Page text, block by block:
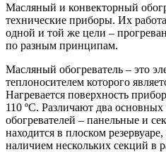
Масляный и конвекторный
технические приборы. Их
одной и той же цели –
по разным принципам.
Масляный обогреватель – это
теплоносителем которого
Нагревается поверхность
110 ºC. Различают два
обогревателей – панельные и
находится в плоском
наличием нескольких секций в